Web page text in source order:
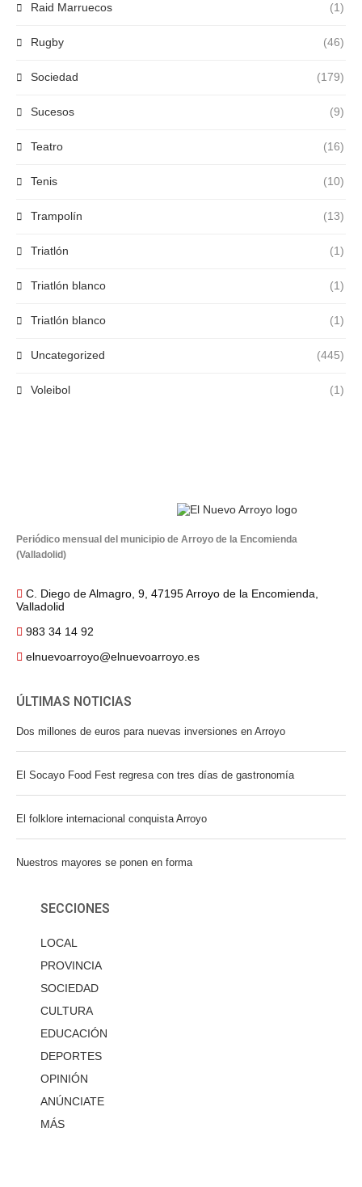
Raid Marruecos (1)
Rugby (46)
Sociedad (179)
Sucesos (9)
Teatro (16)
Tenis (10)
Trampolín (13)
Triatlón (1)
Triatlón blanco (1)
Triatlón blanco (1)
Uncategorized (445)
Voleibol (1)
Periódico mensual del municipio de Arroyo de la Encomienda
(Valladolid)
C. Diego de Almagro, 9, 47195 Arroyo de la Encomienda,
Valladolid
983 34 14 92
elnuevoarroyo@elnuevoarroyo.es
ÚLTIMAS NOTICIAS
Dos millones de euros para nuevas inversiones en Arroyo
El Socayo Food Fest regresa con tres días de gastronomía
El folklore internacional conquista Arroyo
Nuestros mayores se ponen en forma
SECCIONES
LOCAL
PROVINCIA
SOCIEDAD
CULTURA
EDUCACIÓN
DEPORTES
OPINIÓN
ANÚNCIATE
MÁS